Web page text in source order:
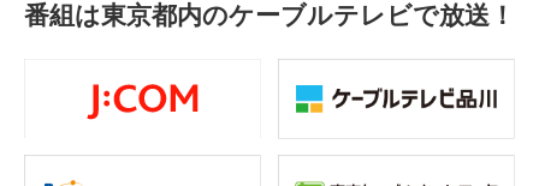
番組は東京都内のケーブルテレビで放送！